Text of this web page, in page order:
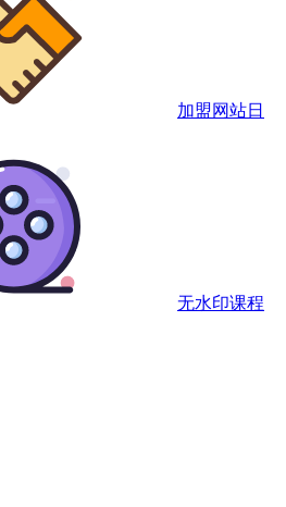
加盟网站日
无水印课程